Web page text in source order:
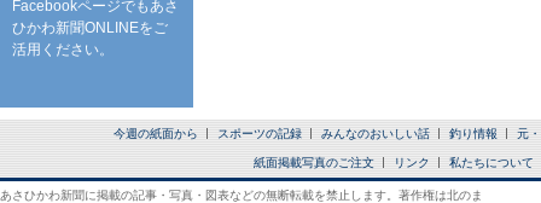
Facebookページでもあさ
ひかわ新聞ONLINEをご
活用ください。
今週の紙面から スポーツの記録 みんなのおいしい話 釣り情報 元
紙面掲載写真のご注文 リンク 私たちについて
あさひかわ新聞に掲載の記事・写真・図表などの無断転載を禁止します。著作権は北のま